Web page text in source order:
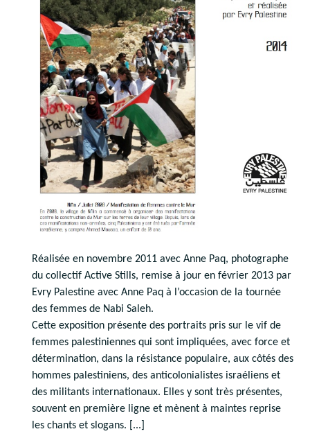
Réalisée en novembre 2011 avec Anne Paq, photographe
du collectif Active Stills, remise à jour en février 2013 par
Evry Palestine avec Anne Paq à l’occasion de la tournée
des femmes de Nabi Saleh.
Cette exposition présente des portraits pris sur le vif de
femmes palestiniennes qui sont impliquées, avec force et
détermination, dans la résistance populaire, aux côtés des
hommes palestiniens, des anticolonialistes israéliens et
des militants internationaux. Elles y sont très présentes,
souvent en première ligne et mènent à maintes reprise
les chants et slogans. [...]